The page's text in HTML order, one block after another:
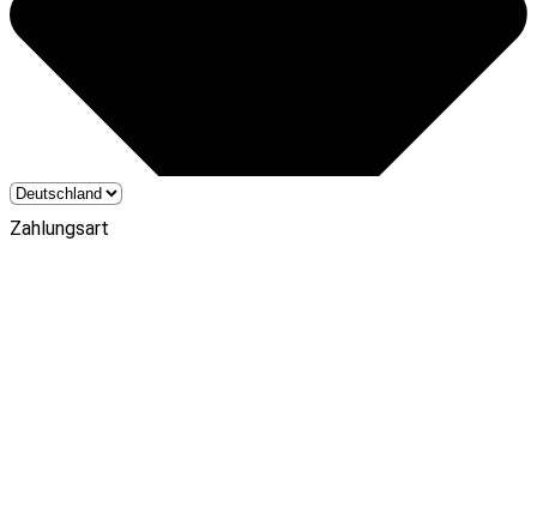
Zahlungsart